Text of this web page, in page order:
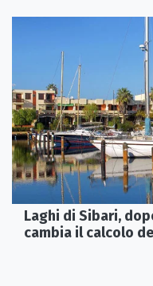
Laghi di Sibari,
cambia il calcolo